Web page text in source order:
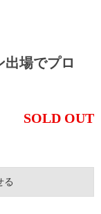
出場でプロ
SOLD OUT
る